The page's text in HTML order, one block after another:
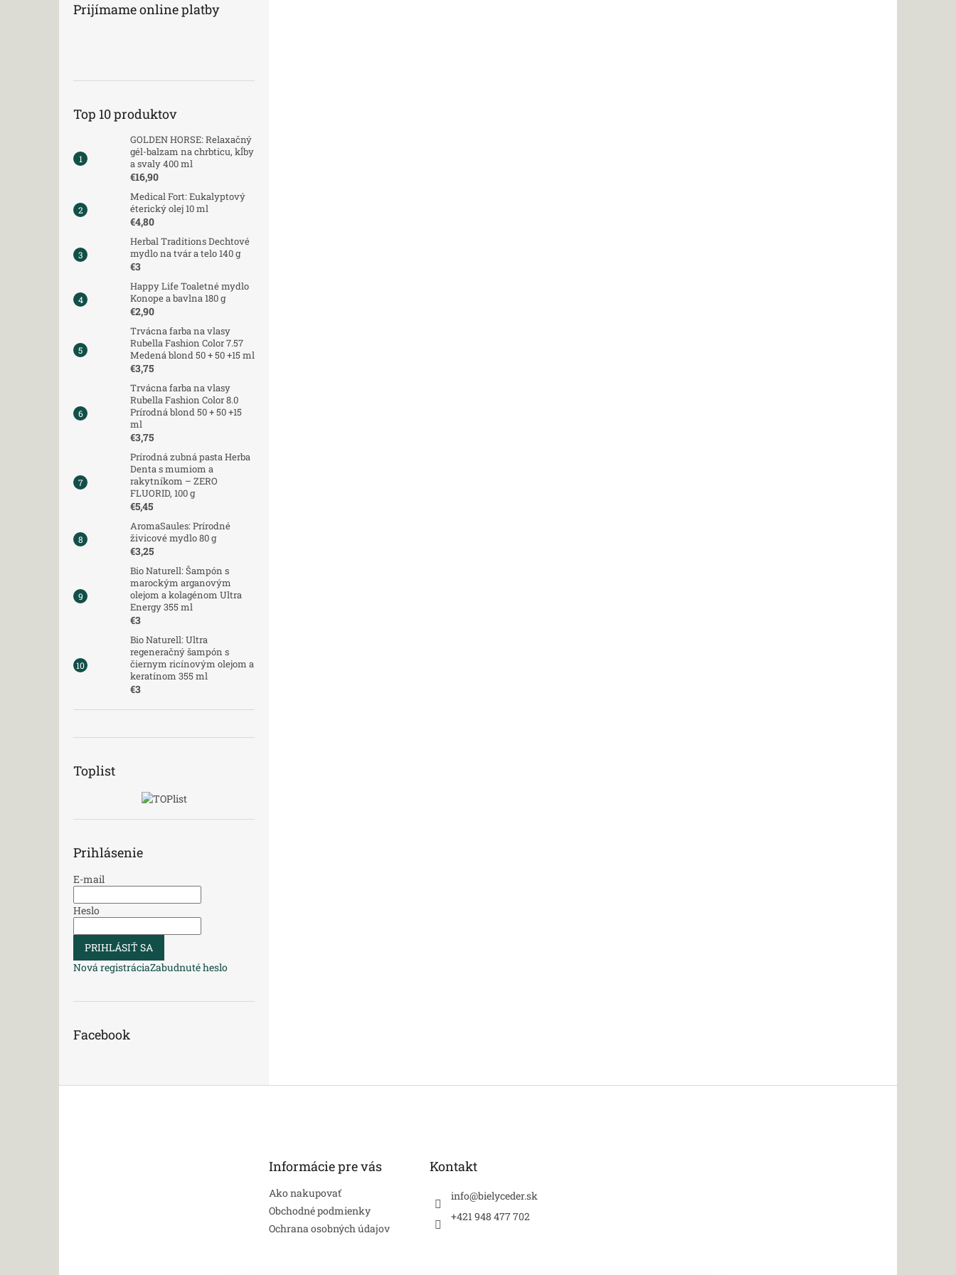
Prijímame online platby
Top 10 produktov
GOLDEN HORSE: Relaxačný
gél-balzam na chrbticu, kĺby
a svaly 400 ml
€16,90
Medical Fort: Eukalyptový
éterický olej 10 ml
€4,80
Herbal Traditions Dechtové
mydlo na tvár a telo 140 g
€3
Happy Life Toaletné mydlo
Konope a bavlna 180 g
€2,90
Trvácna farba na vlasy
Rubella Fashion Color 7.57
Medená blond 50 + 50 +15 ml
€3,75
Trvácna farba na vlasy
Rubella Fashion Color 8.0
Prírodná blond 50 + 50 +15
ml
€3,75
Prírodná zubná pasta Herba
Denta s mumiom a
rakytníkom – ZERO
FLUORID, 100 g
€5,45
AromaSaules: Prírodné
živicové mydlo 80 g
€3,25
Bio Naturell: Šampón s
marockým arganovým
olejom a kolagénom Ultra
Energy 355 ml
€3
Bio Naturell: Ultra
regeneračný šampón s
čiernym ricínovým olejom a
keratínom 355 ml
€3
Toplist
Prihlásenie
E-mail
Heslo
PRIHLÁSIŤ SA
Nová registráciaZabudnuté heslo
Facebook
Informácie pre vás
Ako nakupovať
Obchodné podmienky
Ochrana osobných údajov
Kontakt
info@bielyceder.sk
+421 948 477 702